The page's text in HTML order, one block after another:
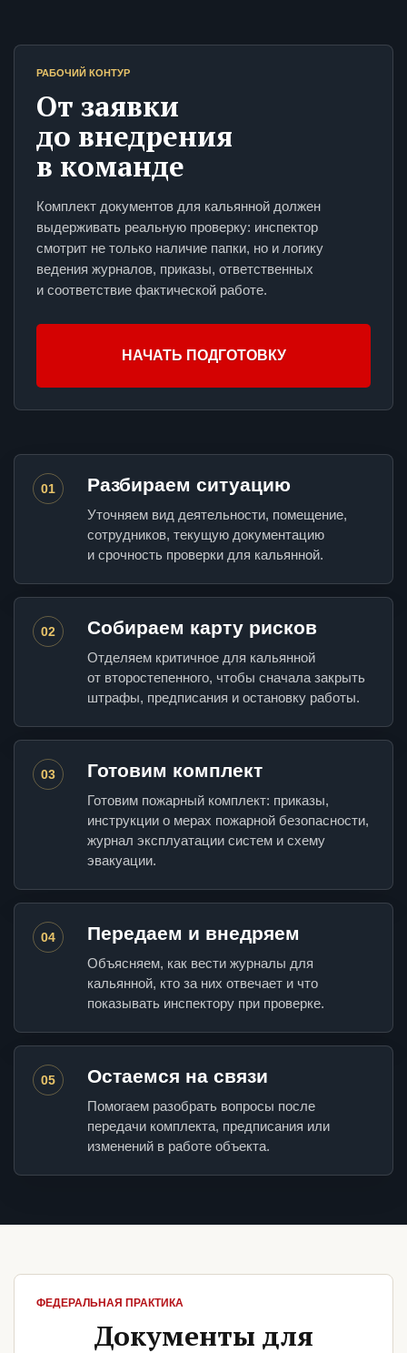
РАБОЧИЙ КОНТУР
От заявки
до внедрения
в команде
Комплект документов для кальянной должен
выдерживать реальную проверку: инспектор
смотрит не только наличие папки, но и логику
ведения журналов, приказы, ответственных
и соответствие фактической работе.
НАЧАТЬ ПОДГОТОВКУ
01 Разбираем ситуацию
Уточняем вид деятельности, помещение,
сотрудников, текущую документацию
и срочность проверки для кальянной.
02 Собираем карту рисков
Отделяем критичное для кальянной
от второстепенного, чтобы сначала закрыть
штрафы, предписания и остановку работы.
03 Готовим комплект
Готовим пожарный комплект: приказы,
инструкции о мерах пожарной безопасности,
журнал эксплуатации систем и схему
эвакуации.
04 Передаем и внедряем
Объясняем, как вести журналы для
кальянной, кто за них отвечает и что
показывать инспектору при проверке.
05 Остаемся на связи
Помогаем разобрать вопросы после
передачи комплекта, предписания или
изменений в работе объекта.
ФЕДЕРАЛЬНАЯ ПРАКТИКА
Документы для